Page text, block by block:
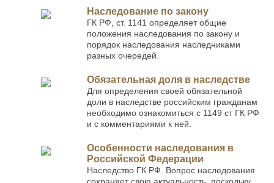
Наследование по закону
ГК РФ, ст. 1141 определяет общие
положения наследования по закону и
порядок наследования наследниками
разных очередей.
Обязательная доля в наследстве
Для определения своей обязательной
доли в наследстве российским гражданам
необходимо ознакомиться с 1149 ст ГК РФ
и с комментариями к ней.
Особенности наследования в
Российской Федерации
Наследство ГК РФ. Вопрос наследования